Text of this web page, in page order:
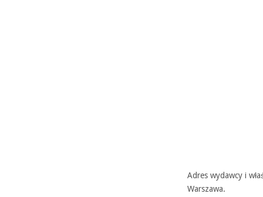
Adres wydawcy i
Warszawa.